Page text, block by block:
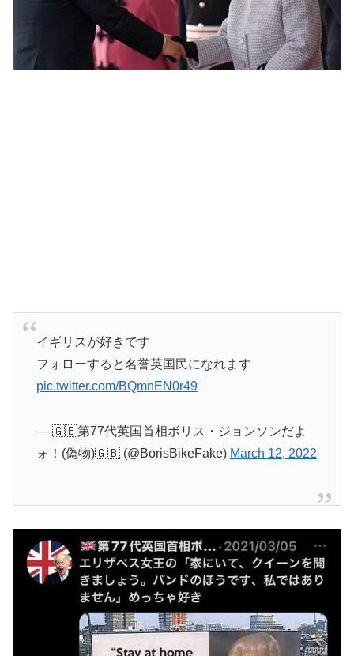
イギリスが好きです
フォローすると名誉英国民になれます
pic.twitter.com/BQmnEN0r49
— 🇬🇧第77代英国首相ボリス・ジョンソンだよ
ォ！(偽物)🇬🇧 (@BorisBikeFake) March 12, 2022